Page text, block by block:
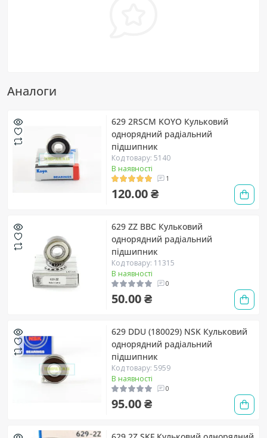
Аналоги
629 2RSCM KOYO Кульковий
однорядний радіальний
підшипник
Код товару: 5140
В наявності
1
120.00 ₴
629 ZZ BBC Кульковий
однорядний радіальний
підшипник
Код товару: 11315
В наявності
0
50.00 ₴
629 DDU (180029) NSK Кульковий
однорядний радіальний
підшипник
Код товару: 5959
В наявності
0
95.00 ₴